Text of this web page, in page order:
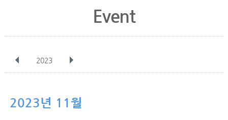
Event
2023
12월
2023년 11월